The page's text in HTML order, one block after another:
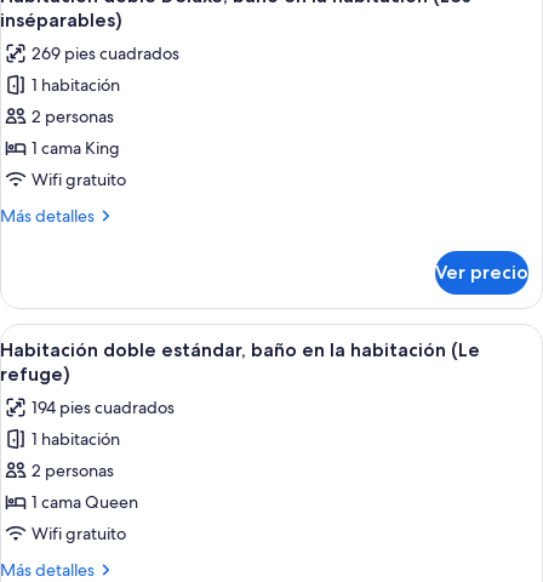
todas
las
fotos
de
Habitación
doble
Deluxe,
baño
habitación
(Les
inséparables)
inséparables)
269 pies cuadrados
1 habitación
2 personas
1 cama King
Wifi gratuito
Más detalles
Más
doble
Deluxe,
baño
en
habitación
(Les
inséparables)
Ver precio
Abrir
todas
las
fotos
de
Habitación
doble
estándar,
baño
Un dormitorio con una cama
3
Habitación doble estándar, baño en la habitación (Le
refuge)
194 pies cuadrados
1 habitación
2 personas
1 cama Queen
Wifi gratuito
Más detalles
Más